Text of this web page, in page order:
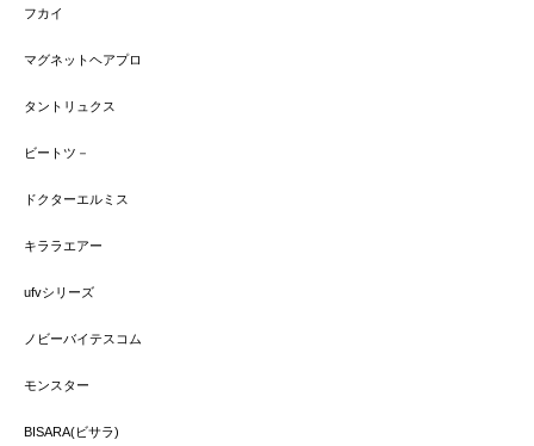
フカイ
マグネットヘアプロ
タントリュクス
ビートツ－
ドクターエルミス
キララエアー
ufvシリーズ
ノビーバイテスコム
モンスター
BISARA(ビサラ)